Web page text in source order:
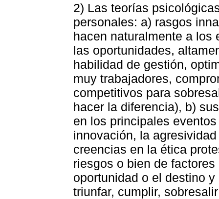
2) Las teorías
personales: a) rasgos
hacen naturalmente a los
las oportunidades,
habilidad de gestión,
muy trabajadores,
competitivos para
hacer la diferencia), b)
en los principales
innovación, la
creencias en la ética
riesgos o bien de
oportunidad o el destino
triunfar, cumplir,